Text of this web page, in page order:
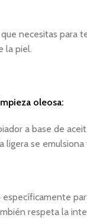
necesitas para
la piel.
oleosa:
a base de
ligera se
respeta la